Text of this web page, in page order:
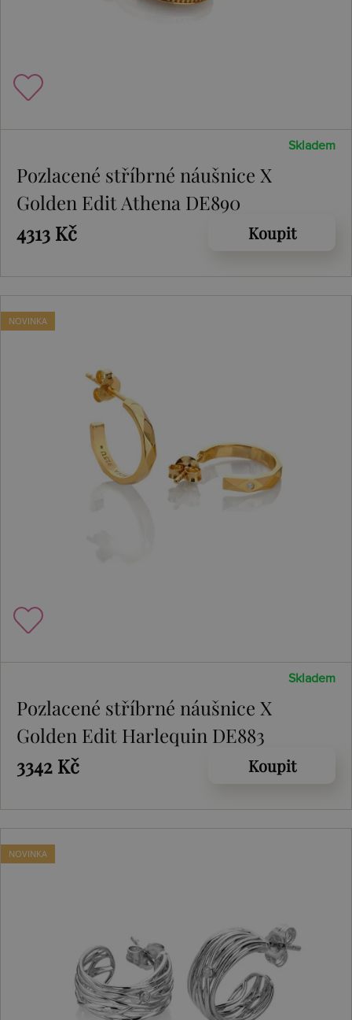
Skladem
Pozlacené stříbrné náušnice X
Golden Edit Athena DE890
4313 Kč
Koupit
NOVINKA
Skladem
Pozlacené stříbrné náušnice X
Golden Edit Harlequin DE883
3342 Kč
Koupit
NOVINKA